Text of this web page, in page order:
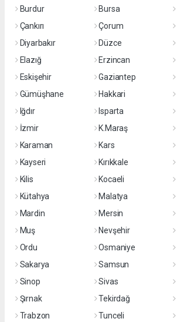
Burdur
Bursa
Çankırı
Çorum
Diyarbakır
Düzce
Elazığ
Erzincan
Eskişehir
Gaziantep
Gümüşhane
Hakkari
Iğdır
Isparta
İzmir
K.Maraş
Karaman
Kars
Kayseri
Kırıkkale
Kilis
Kocaeli
Kütahya
Malatya
Mardin
Mersin
Muş
Nevşehir
Ordu
Osmaniye
Sakarya
Samsun
Sinop
Sivas
Şırnak
Tekirdağ
Trabzon
Tunceli